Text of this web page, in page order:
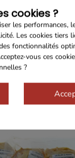
cookies ?
les performances,
Les cookies tiers
fonctionnalités
vous ces
?